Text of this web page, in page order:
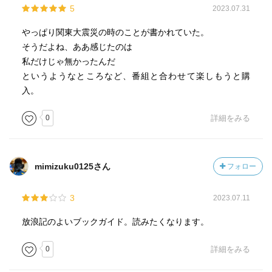
5 2023.07.31
やっぱり関東大震災の時のことが書かれていた。
そうだよね、ああ感じたのは
私だけじゃ無かったんだ
というようなところなど、番組と合わせて楽しもうと購
入。
0 詳細をみる
mimizuku0125さん フォロー
3 2023.07.11
放浪記のよいブックガイド。読みたくなります。
0 詳細をみる